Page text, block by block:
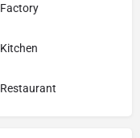
Factory
Kitchen
Restaurant